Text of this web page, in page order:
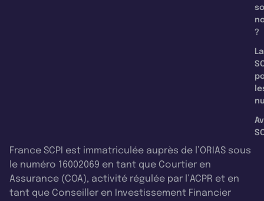
?
La
France SCPI est immatriculée auprès de l’ORIAS sous
le numéro 16002069 en tant que Courtier en
Assurance (COA), activité régulée par l’ACPR et en
tant que Conseiller en Investissement Financier